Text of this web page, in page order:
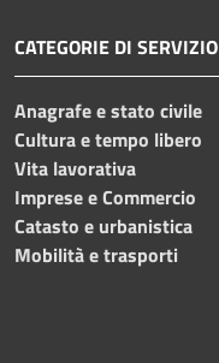
CATEGORIE DI SERVIZIO
Anagrafe e stato civile
Cultura e tempo libero
Vita lavorativa
Imprese e Commercio
Catasto e urbanistica
Mobilità e trasporti